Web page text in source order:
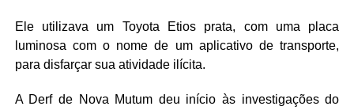
Ele utilizava um Toyota Etios prata, com uma placa
luminosa com o nome de um aplicativo de transporte,
para disfarçar sua atividade ilícita.
A Derf de Nova Mutum deu início às investigações do